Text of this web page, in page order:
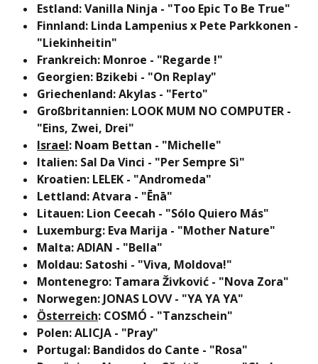
Estland: Vanilla Ninja - "Too Epic To Be True"
Finnland: Linda Lampenius x Pete Parkkonen -
"Liekinheitin"
Frankreich: Monroe - "Regarde !"
Georgien: Bzikebi - "On Replay"
Griechenland: Akylas - "Ferto"
Großbritannien: LOOK MUM NO COMPUTER -
"Eins, Zwei, Drei"
Israel: Noam Bettan - "Michelle"
Italien: Sal Da Vinci - "Per Sempre Sì"
Kroatien: LELEK - "Andromeda"
Lettland: Atvara - "Ēnā"
Litauen: Lion Ceecah - "Sólo Quiero Más"
Luxemburg: Eva Marija - "Mother Nature"
Malta: ADIAN - "Bella"
Moldau: Satoshi - "Viva, Moldova!"
Montenegro: Tamara Živković - "Nova Zora"
Norwegen: JONAS LOVV - "YA YA YA"
Österreich: COSMÓ - "Tanzschein"
Polen: ALICJA - "Pray"
Portugal: Bandidos do Cante - "Rosa"